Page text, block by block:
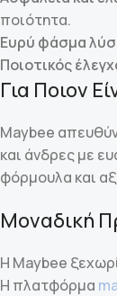
ποιότητα.
Ευρύ φάσμα
Ποιοτικός
Για Ποιον
Maybee
και άνδρες με
φόρμουλα και
Μοναδική
Η Maybee
Η πλατφόρμα